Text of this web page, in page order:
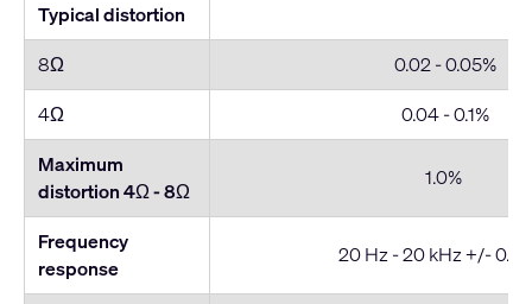
Typical distortion
8Ω
0.02 - 0.05%
4Ω
0.04 - 0.1%
Maximum
distortion 4Ω - 8Ω
1.0%
Frequency
response
20 Hz - 20 kHz +/- 0.3